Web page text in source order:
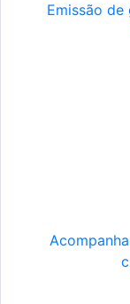
Emissão